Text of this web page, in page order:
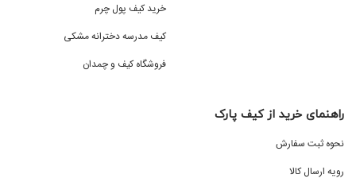
خرید کیف پول چرم
کیف مدرسه دخترانه مشکی
فروشگاه کیف و چمدان
راهنمای خرید از کیف پارک
نحوه ثبت سفارش
رویه ارسال کالا